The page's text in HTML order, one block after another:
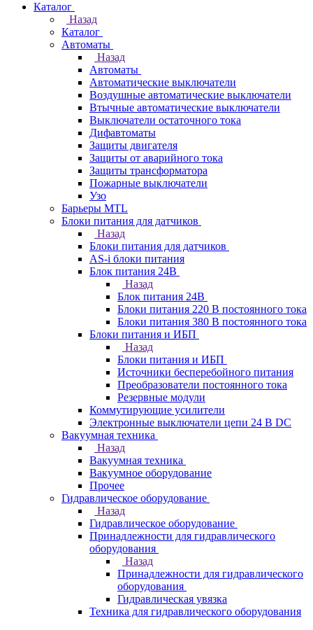
Каталог
Назад
Каталог
Автоматы
Назад
Автоматы
Автоматические выключатели
Воздушные автоматические выключатели
Втычные автоматические выключатели
Выключатели остаточного тока
Дифавтоматы
Защиты двигателя
Защиты от аварийного тока
Защиты трансформатора
Пожарные выключатели
Узо
Барьеры MTL
Блоки питания для датчиков
Назад
Блоки питания для датчиков
AS-i блоки питания
Блок питания 24В
Назад
Блок питания 24В
Блоки питания 220 В постоянного тока
Блоки питания 380 В постоянного тока
Блоки питания и ИБП
Назад
Блоки питания и ИБП
Источники бесперебойного питания
Преобразователи постоянного тока
Резервные модули
Коммутирующие усилители
Электронные выключатели цепи 24 В DC
Вакуумная техника
Назад
Вакуумная техника
Вакуумное оборудование
Прочее
Гидравлическое оборудование
Назад
Гидравлическое оборудование
Принадлежности для гидравлического
оборудования
Назад
Принадлежности для гидравлического
оборудования
Гидравлическая увязка
Техника для гидравлического оборудования